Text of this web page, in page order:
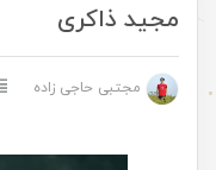
مجید ذاکری
مجتبی حاجی زاده